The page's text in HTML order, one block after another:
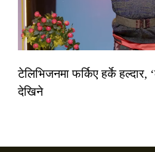
टेलिभिजनमा फर्किए हर्के हल्दार,
देखिने